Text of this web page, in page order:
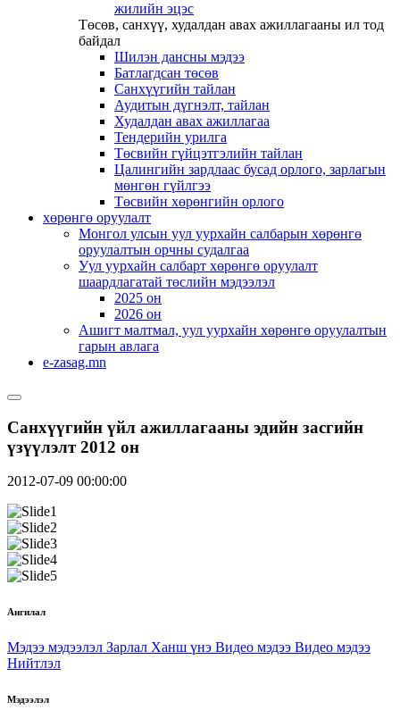
жилийн эцэс
Төсөв, санхүү, худалдан авах ажиллагааны ил тод
байдал
Шилэн дансны мэдээ
Батлагдсан төсөв
Санхүүгийн тайлан
Аудитын дүгнэлт, тайлан
Худалдан авах ажиллагаа
Тендерийн урилга
Төсвийн гүйцэтгэлийн тайлан
Цалингийн зардлаас бусад орлого, зарлагын
мөнгөн гүйлгээ
Төсвийн хөрөнгийн орлого
хөрөнгө оруулалт
Монгол улсын уул уурхайн салбарын хөрөнгө
оруулалтын орчны судалгаа
Уул уурхайн салбарт хөрөнгө оруулалт
шаардлагатай төслийн мэдээлэл
2025 он
2026 он
Ашигт малтмал, уул уурхайн хөрөнгө оруулалтын
гарын авлага
e-zasag.mn
Санхүүгийн үйл ажиллагааны эдийн засгийн
үзүүлэлт 2012 он
2012-07-09 00:00:00
Ангилал
Мэдээ мэдээлэл Зарлал Ханш үнэ Видео мэдээ Видео мэдээ
Нийтлэл
Мэдээлэл